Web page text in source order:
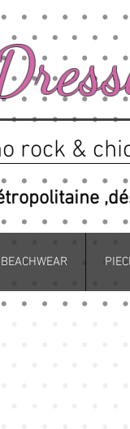
rock &
BEACHWEAR